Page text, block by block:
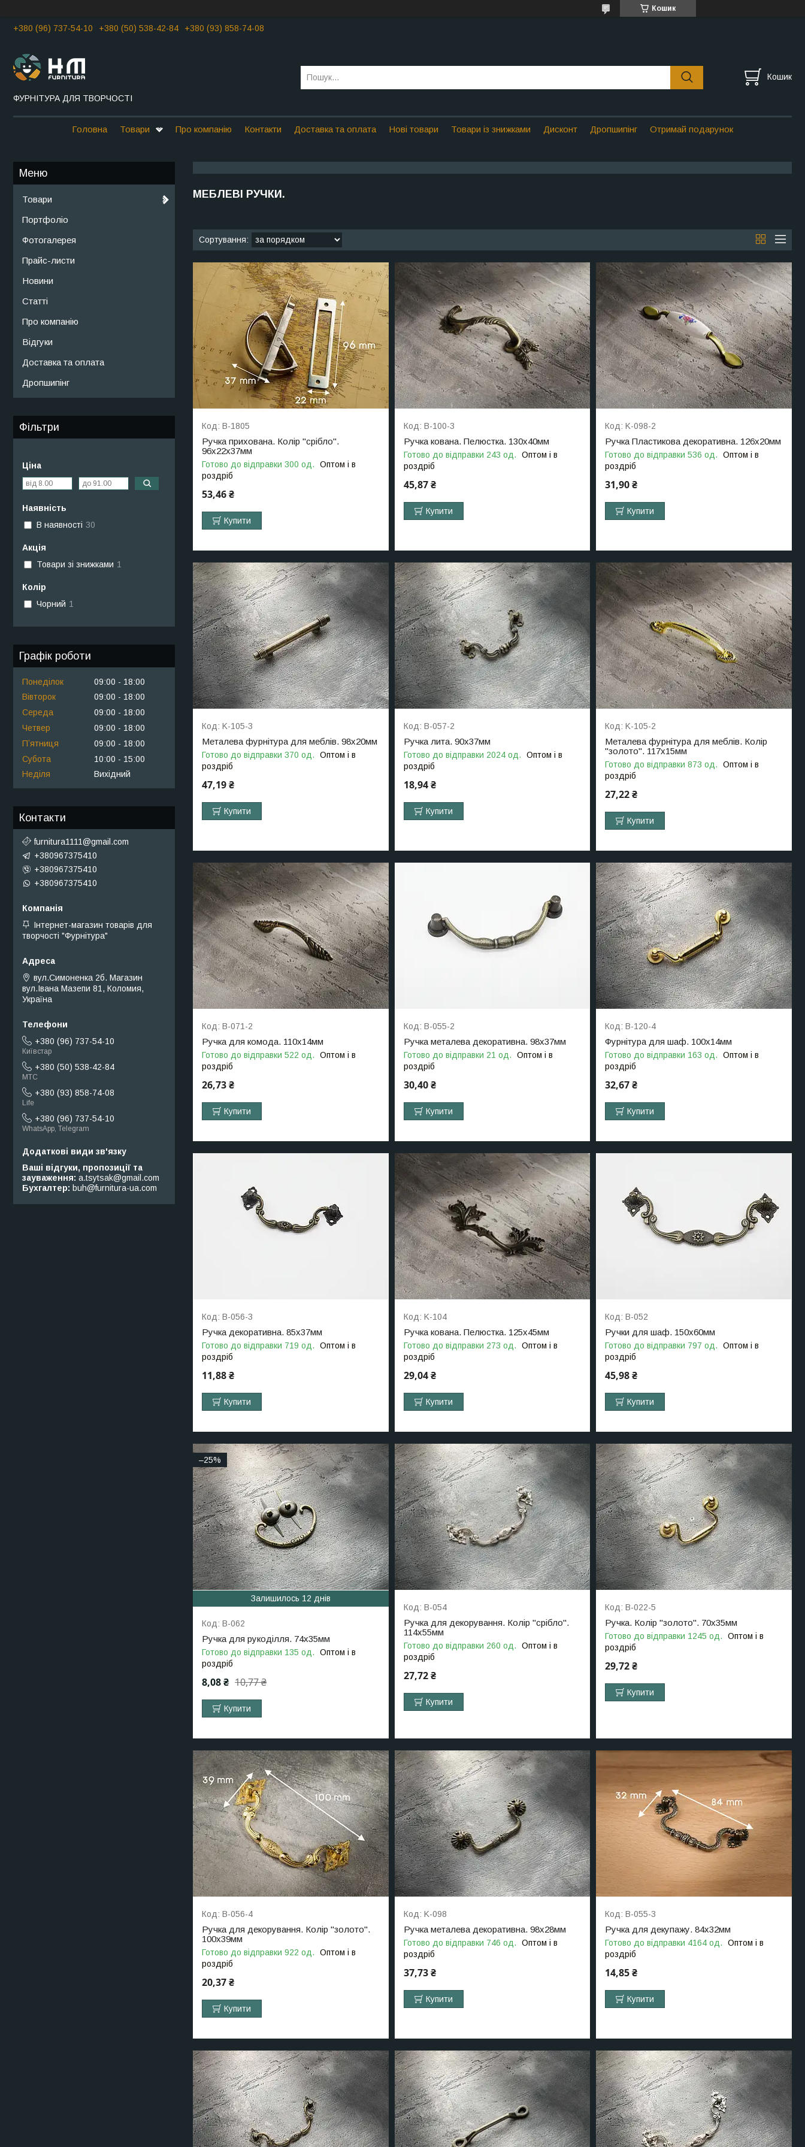
Кошик
+380 (96) 737-54-10 +380 (50) 538-42-84 +380 (93) 858-74-08
ФУРНІТУРА ДЛЯ ТВОРЧОСТІ
Кошик
Головна Товари Про компанію Контакти Доставка та оплата Нові товари Товари із знижками Дисконт Дропшипінг Отримай подарунок
МЕБЛЕВІ РУЧКИ.
B-1805
Ручка прихована. Колір "срібло".
96х22х37мм
Готово до відправки 300 од.
Оптом і в
роздріб
53,46 ₴
Купити
B-100-3
Ручка кована. Пелюстка. 130х40мм
Готово до відправки 243 од.
Оптом і в
роздріб
45,87 ₴
Купити
K-098-2
Ручка Пластикова декоративна. 126х20мм
Готово до відправки 536 од.
Оптом і в
роздріб
31,90 ₴
Купити
K-105-3
Металева фурнітура для меблів. 98х20мм
Готово до відправки 370 од.
Оптом і в
роздріб
47,19 ₴
Купити
B-057-2
Ручка лита. 90х37мм
Готово до відправки 2024 од.
Оптом і в
роздріб
18,94 ₴
Купити
K-105-2
Металева фурнітура для меблів. Колір
"золото". 117х15мм
Готово до відправки 873 од.
Оптом і в
роздріб
27,22 ₴
Купити
B-071-2
Ручка для комода. 110х14мм
Готово до відправки 522 од.
Оптом і в
роздріб
26,73 ₴
Купити
B-055-2
Ручка металева декоративна. 98х37мм
Готово до відправки 21 од.
Оптом і в
роздріб
30,40 ₴
Купити
B-120-4
Фурнітура для шаф. 100х14мм
Готово до відправки 163 од.
Оптом і в
роздріб
32,67 ₴
Купити
B-056-3
Ручка декоративна. 85х37мм
Готово до відправки 719 од.
Оптом і в
роздріб
11,88 ₴
Купити
K-104
Ручка кована. Пелюстка. 125х45мм
Готово до відправки 273 од.
Оптом і в
роздріб
29,04 ₴
Купити
B-052
Ручки для шаф. 150х60мм
Готово до відправки 797 од.
Оптом і в
роздріб
45,98 ₴
Купити
–25%
Залишилось 12 днів
B-062
Ручка для рукоділля. 74х35мм
Готово до відправки 135 од.
Оптом і в
роздріб
10,77 ₴
8,08 ₴
Купити
B-054
Ручка для декорування. Колір "срібло".
114х55мм
Готово до відправки 260 од.
Оптом і в
роздріб
27,72 ₴
Купити
B-022-5
Ручка. Колір "золото". 70х35мм
Готово до відправки 1245 од.
Оптом і в
роздріб
29,72 ₴
Купити
B-056-4
Ручка для декорування. Колір "золото".
100х39мм
Готово до відправки 922 од.
Оптом і в
роздріб
20,37 ₴
Купити
K-098
Ручка металева декоративна. 98х28мм
Готово до відправки 746 од.
Оптом і в
роздріб
37,73 ₴
Купити
B-055-3
Ручка для декупажу. 84х32мм
Готово до відправки 4164 од.
Оптом і в
роздріб
14,85 ₴
Купити
Товари
Портфоліо
Фотогалерея
Прайс-листи
Новини
Статті
Про компанію
Відгуки
Доставка та оплата
Дропшипінг
Фільтри
Ціна
Наявність
В наявності 30
Акція
Товари зі знижками 1
Колір
Чорний 1
Графік роботи
Понеділок 09:00
18:00
Вівторок
09:00
18:00
Середа
09:00
18:00
Четвер
09:00
18:00
Пʼятниця
09:00
18:00
Субота
10:00
15:00
Неділя
Вихідний
Контакти
furnitura1111@gmail.com
+380967375410
+380967375410
+380967375410
Інтернет-магазин товарів для
творчості "Фурнітура"
вул.Симоненка 2б. Магазин
вул.Івана Мазепи 81, Коломия,
Україна
+380 (96) 737-54-10
Київстар
+380 (50) 538-42-84
МТС
+380 (93) 858-74-08
Life
+380 (96) 737-54-10
WhatsApp, Telegram
Ваші відгуки, пропозиції та
зауваження a.tsytsak@gmail.com
Бухгалтер
buh@furnitura-ua.com